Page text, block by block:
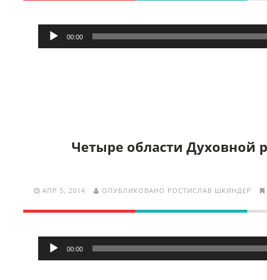
Аудиоплеер
00:00
Четыре области Духовной
АПР 5, 2014 ОПУБЛИКОВАНО РОСТИСЛАВ ШКИНДЕР
Аудиоплеер
00:00